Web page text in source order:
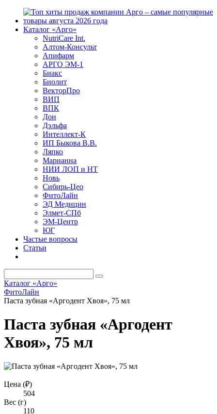
Каталог «Арго»
NutriCare Int.
Алтом-Консульт
Апифарм
АРГО ЭМ-1
Биакс
Биолит
ВекторПро
ВИП
ВПК
Дон
Дэльфа
Интеллект-К
ИП Быкова В.В.
Ляпко
Марианна
НИИ ЛОП и НТ
Новь
Сибирь-Цео
ФитоЛайн
ЭД Медицин
Элмет-СПб
ЭМ-Центр
ЮГ
Частые вопросы
Статьи
Каталог «Арго»
ФитоЛайн
Паста зубная «Аргодент Хвоя», 75 мл
Паста зубная «Аргодент
Хвоя», 75 мл
Цена (₽)
504
Вес (г)
110